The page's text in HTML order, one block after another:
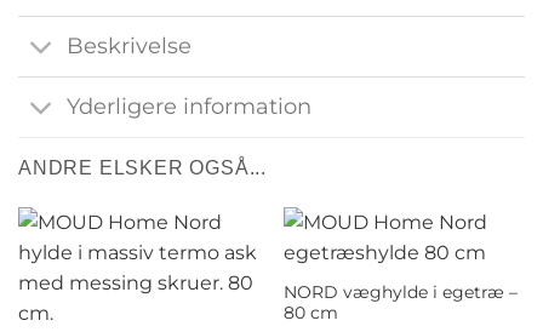
Beskrivelse
Yderligere information
ANDRE ELSKER OGSÅ...
NORD væghylde i egetræ –
80 cm